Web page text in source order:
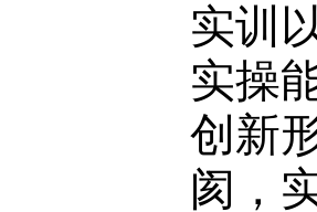
实训
实操
创新
阂，